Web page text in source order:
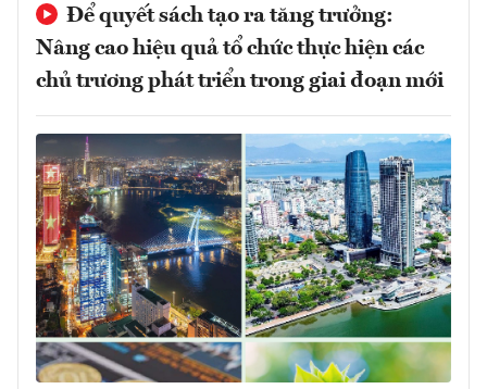
Để quyết sách tạo ra tăng trưởng:
Nâng cao hiệu quả tổ chức thực hiện các
chủ trương phát triển trong giai đoạn mới